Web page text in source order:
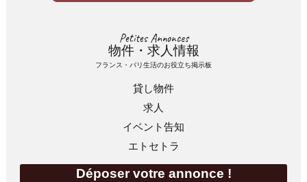
Petites Annonces
物件・求人情報
フランス・パリ生活のお役立ち掲示板
貸し物件
求人
イベント告知
エトセトラ
Déposer votre annonce !